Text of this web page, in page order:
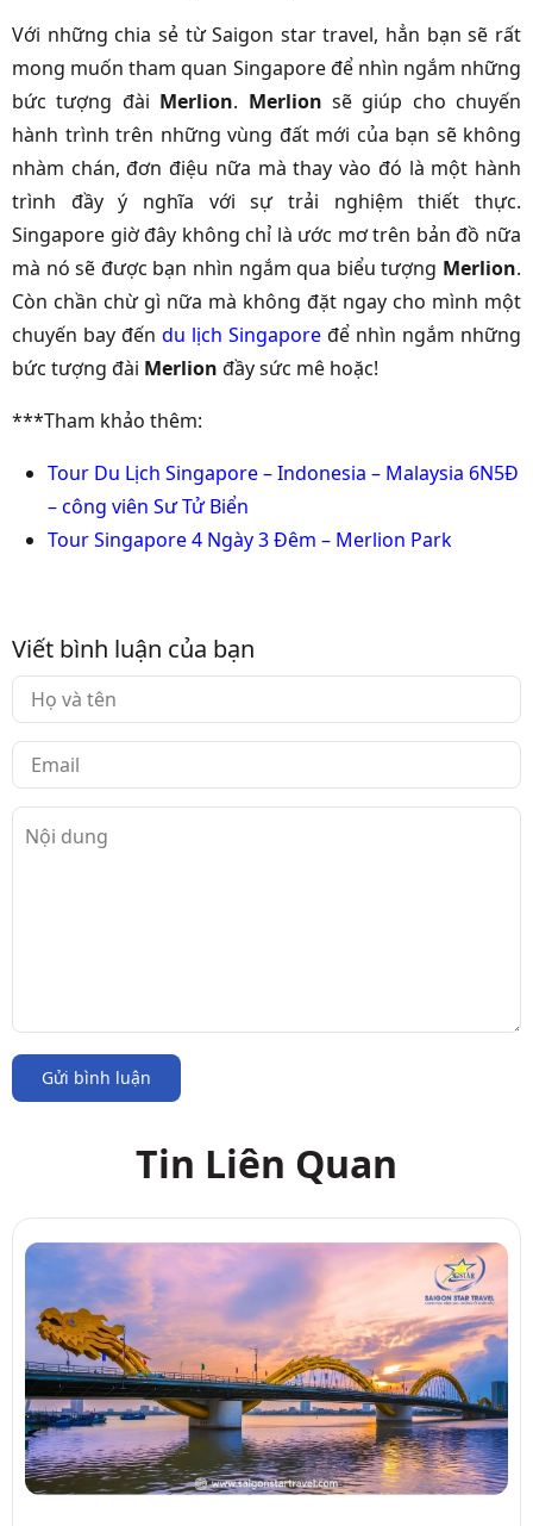
Với những chia sẻ từ Saigon star travel, hẳn bạn sẽ rất
mong muốn tham quan Singapore để nhìn ngắm những
bức tượng đài Merlion. Merlion sẽ giúp cho chuyến
hành trình trên những vùng đất mới của bạn sẽ không
nhàm chán, đơn điệu nữa mà thay vào đó là một hành
trình đầy ý nghĩa với sự trải nghiệm thiết thực.
Singapore giờ đây không chỉ là ước mơ trên bản đồ nữa
mà nó sẽ được bạn nhìn ngắm qua biểu tượng Merlion.
Còn chần chừ gì nữa mà không đặt ngay cho mình một
chuyến bay đến du lịch Singapore để nhìn ngắm những
bức tượng đài Merlion đầy sức mê hoặc!
***Tham khảo thêm:
Tour Du Lịch Singapore – Indonesia – Malaysia 6N5Đ
– công viên Sư Tử Biển
Tour Singapore 4 Ngày 3 Đêm – Merlion Park
Viết bình luận của bạn
Gửi bình luận
Tin Liên Quan